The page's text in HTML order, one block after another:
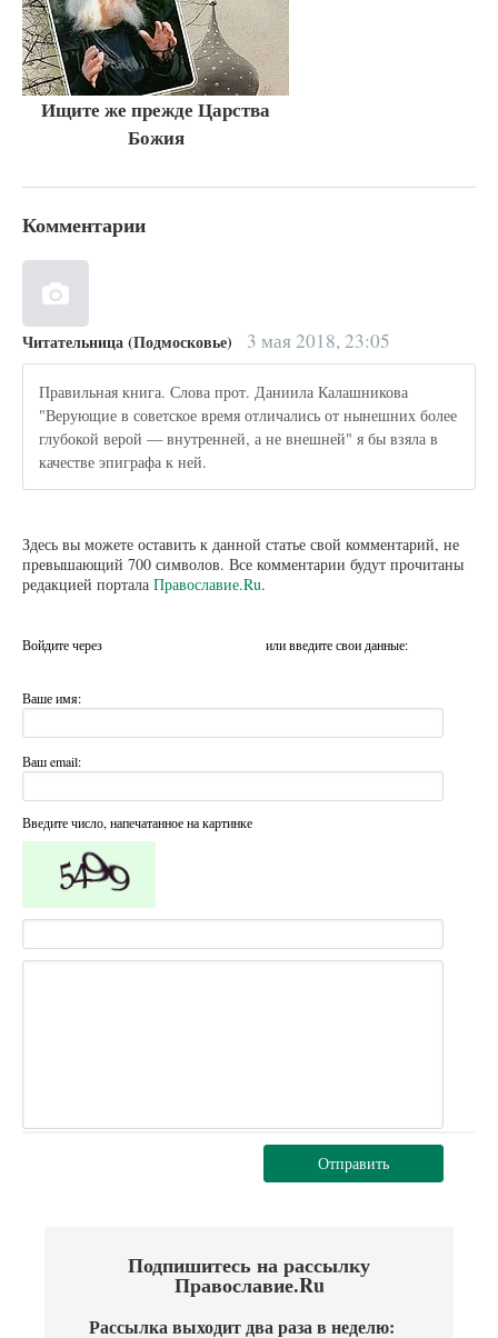
Ищите же прежде Царства
Божия
Комментарии
Читательница (Подмосковье) 3 мая 2018, 23:05
Правильная книга. Слова прот. Даниила Калашникова
"Верующие в советское время отличались от нынешних более
глубокой верой — внутренней, а не внешней" я бы взяла в
качестве эпиграфа к ней.
Здесь вы можете оставить к данной статье свой комментарий, не
превышающий 700 символов. Все комментарии будут прочитаны
редакцией портала Православие.Ru.
Войдите через или введите свои данные:
Ваше имя:
Ваш email:
Введите число, напечатанное на картинке
Отправить
Подпишитесь на рассылку
Православие.Ru
Рассылка выходит два раза в неделю: